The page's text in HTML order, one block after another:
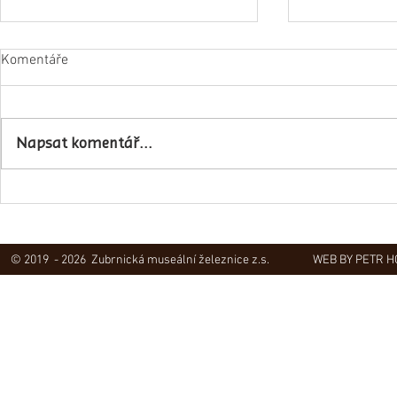
Komentáře
Napsat komentář...
© 2019 - 2026 Zubrnická museální železnice z.s. WEB BY